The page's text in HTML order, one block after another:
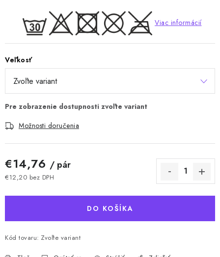
Viac informácií
Veľkosť
Možnosti doručenia
€14,76 / pár
€12,20 bez DPH
DO KOŠÍKA
Kód tovaru: Zvoľte variant